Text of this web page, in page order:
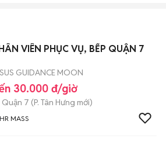
VIÊN PHỤC VỤ, BẾP QUẬN 7
GUIDANCE MOON
30.000 đ/giờ
Quận 7 (P. Tân Hưng mới)
HR MASS